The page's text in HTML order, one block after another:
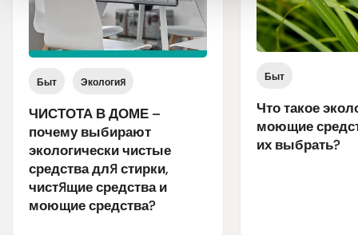
Быт Экология
ЧИСТОТА В ДОМЕ –
почему выбирают
экологически чистые
средства для стирки,
чистящие средства и
моющие средства?
Быт
Что такое
моющие
их выбрать?